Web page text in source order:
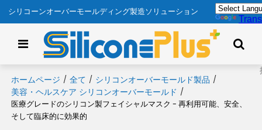
シリコーンオーバーモールディング製造ソリューション
ホームページ / 全て / シリコンオーバーモールド製品 /
美容・ヘルスケア シリコンオーバーモールド /
医療グレードのシリコン製フェイシャルマスク - 再利用可能、安全、
そして臨床的に効果的